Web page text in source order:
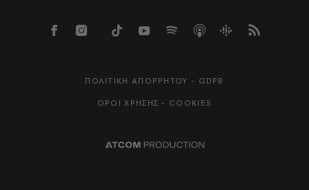
ΠΟΛΙΤΙΚΗ ΑΠΟΡΡΗΤΟΥ - GDPR
ΟΡΟΙ ΧΡΗΣΗΣ - COOKIES